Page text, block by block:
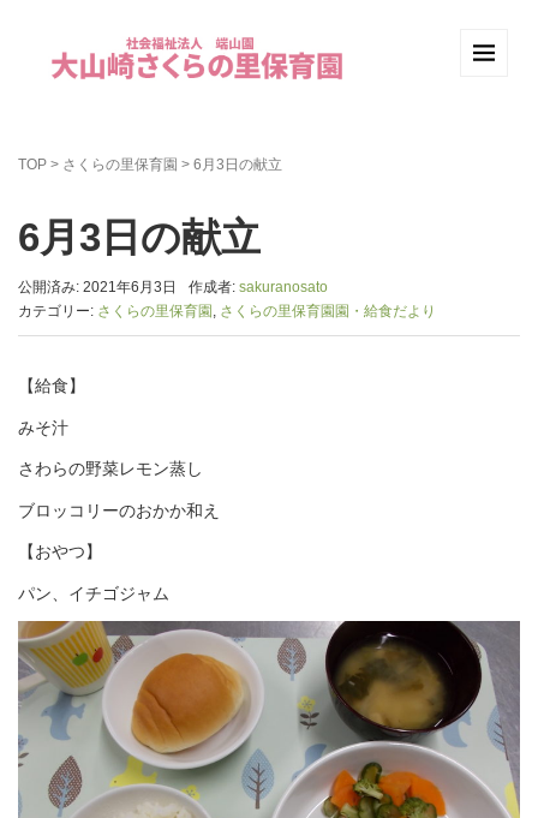
TOP > さくらの里保育園 > 6月3日の献立
6月3日の献立
公開済み: 2021年6月3日 作成者: sakuranosato
カテゴリー: さくらの里保育園 , さくらの里保育園園・給食だより
【給食】
みそ汁
さわらの野菜レモン蒸し
ブロッコリーのおかか和え
【おやつ】
パン、イチゴジャム